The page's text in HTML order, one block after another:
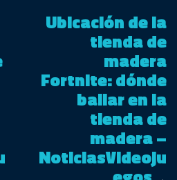
Ubicación de la
tienda de
madera
Fortnite: dónde
bailar en la
tienda de
madera –
NoticiasVideoju